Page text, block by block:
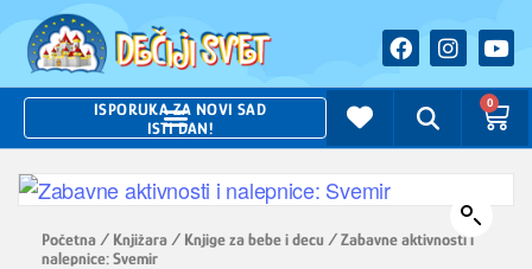
ISPORUKA ZA NOVI SAD
ISTI DAN!
0
Početna / Knjižara / Knjige za bebe i decu / Zabavne aktivnosti i
nalepnice: Svemir